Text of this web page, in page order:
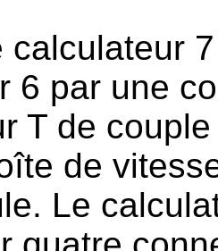
calculateur
6 par une
T de
de
Le